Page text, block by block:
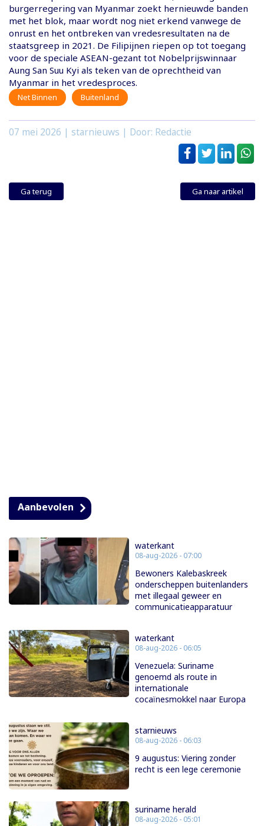
burgerregering van Myanmar zoekt hernieuwde banden
met het blok, maar wordt nog niet erkend vanwege de
onrust en het ontbreken van vredesresultaten na de
staatsgreep in 2021. De Filipijnen riepen op tot toegang
voor de speciale ASEAN-gezant tot Nobelprijswinnaar
Aung San Suu Kyi als teken van de oprechtheid van
Myanmar in het vredesproces.
Net Binnen Buitenland
07 mei 2026 | starnieuws | Door: Redactie
Ga terug Ga naar artikel
Aanbevolen
waterkant
08-aug-2026 - 07:00
Bewoners Kalebaskreek
onderscheppen buitenlanders
met illegaal geweer en
communicatieapparatuur
waterkant
08-aug-2026 - 06:05
Venezuela: Suriname
genoemd als route in
internationale
cocaïnesmokkel naar Europa
starnieuws
08-aug-2026 - 06:03
9 augustus: Viering zonder
recht is een lege ceremonie
suriname herald
08-aug-2026 - 05:01